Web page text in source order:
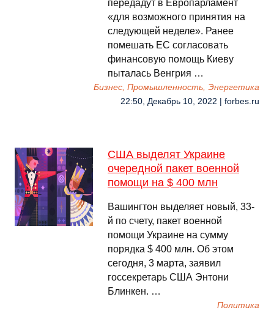
передадут в Европарламент
«для возможного принятия на
следующей неделе». Ранее
помешать ЕС согласовать
финансовую помощь Киеву
пыталась Венгрия …
Бизнес, Промышленность, Энергетика
22:50, Декабрь 10, 2022 | forbes.ru
США выделят Украине
очередной пакет военной
помощи на $ 400 млн
Вашингтон выделяет новый, 33-
й по счету, пакет военной
помощи Украине на сумму
порядка $ 400 млн. Об этом
сегодня, 3 марта, заявил
госсекретарь США Энтони
Блинкен. …
Политика